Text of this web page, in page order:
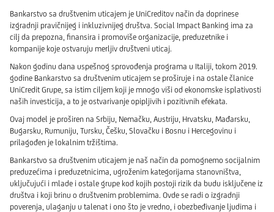
Bankarstvo sa društvenim uticajem je UniCreditov način da doprinese
izgradnji pravičnijeg i inkluzivnijeg društva. Social Impact Banking ima za
cilj da prepozna, finansira i promoviše organizacije, preduzetnike i
kompanije koje ostvaruju merljiv društveni uticaj.
Nakon godinu dana uspešnog sprovođenja programa u Italiji, tokom 2019.
godine Bankarstvo sa društvenim uticajem se proširuje i na ostale članice
UniCredit Grupe, sa istim ciljem koji je mnogo viši od ekonomske isplativosti
naših investicija, a to je ostvarivanje opipljivih i pozitivnih efekata.
Ovaj model je proširen na Srbiju, Nemačku, Austriju, Hrvatsku, Mađarsku,
Bugarsku, Rumuniju, Tursku, Češku, Slovačku i Bosnu i Hercegovinu i
prilagođen je lokalnim tržištima.
Bankarstvo sa društvenim uticajem je naš način da pomognemo socijalnim
preduzećima i preduzetnicima, ugroženim kategorijama stanovništva,
uključujući i mlade i ostale grupe kod kojih postoji rizik da budu isključene iz
društva i koji brinu o društvenim problemima. Ovde se radi o izgradnji
poverenja, ulaganju u talenat i ono što je vredno, i obezbeđivanje ljudima i